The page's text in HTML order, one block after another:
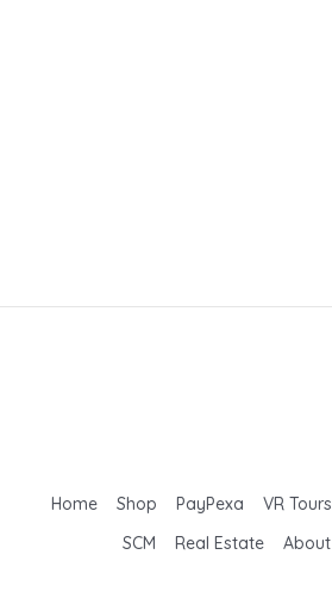
Home Shop PayPexa VR Tours
SCM
Real Estate About